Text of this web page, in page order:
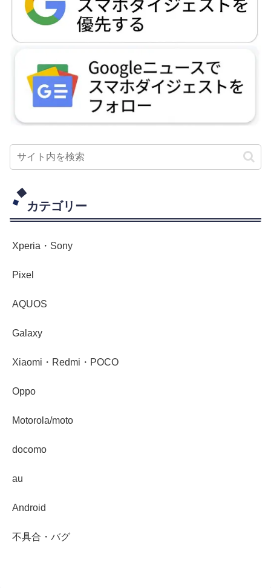
カテゴリー
Xperia・Sony
Pixel
AQUOS
Galaxy
Xiaomi・Redmi・POCO
Oppo
Motorola/moto
docomo
au
Android
不具合・バグ